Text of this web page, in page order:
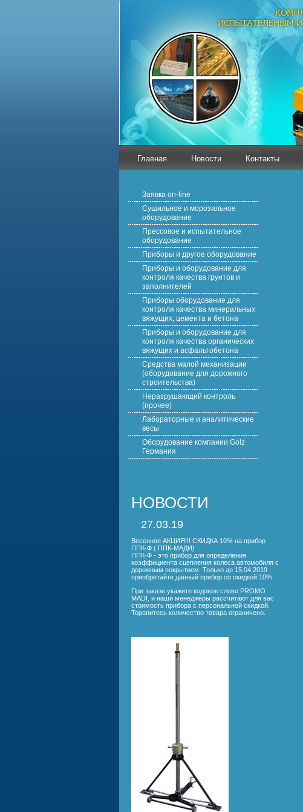
Главная Новости Контакты
Заявка on-line
Сушильное и морозильное
оборудование
Прессовое и испытательное
оборудование
Приборы и другое оборудование
Приборы и оборудование для
контроля качества грунтов и
заполнителей
Приборы оборудование для
контроля качества минеральных
вяжущих, цемента и бетона
Приборы и оборудование для
контроля качества органических
вяжущих и асфальтобетона
Средства малой механизации
(оборудование для дорожного
строительства)
Неразрушающий контроль
(прочее)
Лабораторные и аналитические
весы
Оборудование компании Golz
Германия
НОВОСТИ
27.03.19
Весенняя АКЦИЯ!!! СКИДКА 10% на прибор
ППК-Ф ( ППК-МАДИ)
ППК-Ф - это прибор для определения
коэффициента сцепления колеса автомобиля с
дорожным покрытием. Только до 15.04.2019
приобретайте данный прибор со скидкой 10%.
При заказе укажите кодовое слово PROMO
MADI, и наши менеджеры рассчитают для вас
стоимость прибора с персональной скидкой.
Торопитесь количество товара ограничено.